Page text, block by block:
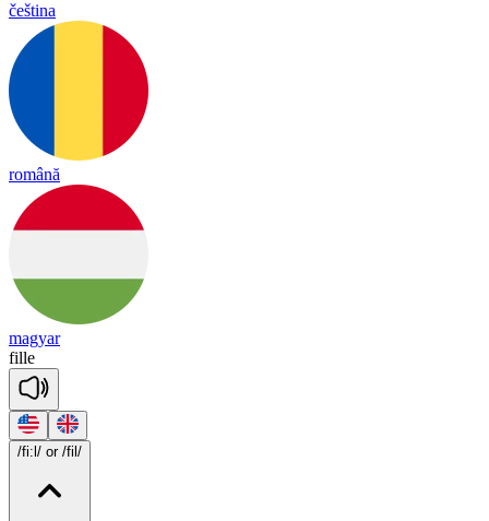
čeština
română
magyar
fille
/fi:l/ or /fil/